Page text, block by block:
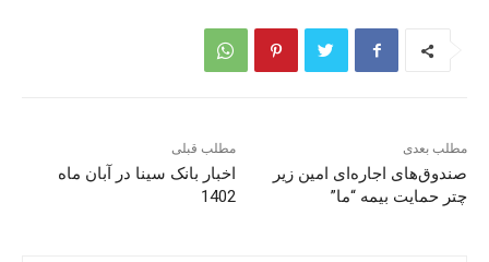
مطلب قبلی
اخبار بانک سینا در آبان ماه
1402
مطلب بعدی
صندوق‌های اجاره‌ای امین زیر
چتر حمایت بیمه “ما”